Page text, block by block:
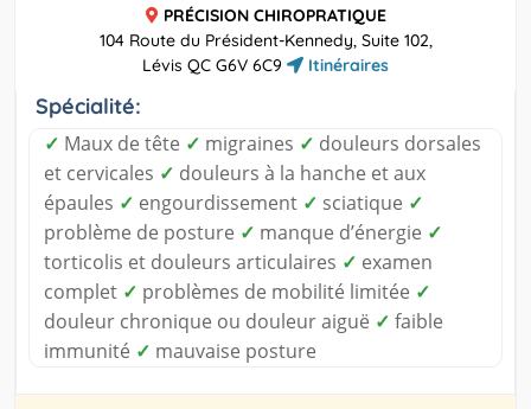
PRÉCISION CHIROPRATIQUE
104 Route du Président-Kennedy, Suite 102,
Lévis QC G6V 6C9
Itinéraires
Spécialité:
✓ Maux de tête ✓ migraines ✓ douleurs dorsales
et cervicales ✓ douleurs à la hanche et aux
épaules ✓ engourdissement ✓ sciatique ✓
problème de posture ✓ manque d’énergie ✓
torticolis et douleurs articulaires ✓ examen
complet ✓ problèmes de mobilité limitée ✓
douleur chronique ou douleur aiguë ✓ faible
immunité ✓ mauvaise posture